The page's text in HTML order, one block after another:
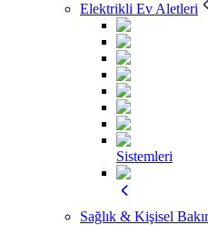
Elektrikli Ev Aletleri
Sistemleri
Sağlık & Kişisel